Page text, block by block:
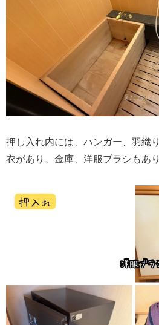
押し入れ内には、ハンガー、羽織
衣があり、金庫、洋服ブラシもあ